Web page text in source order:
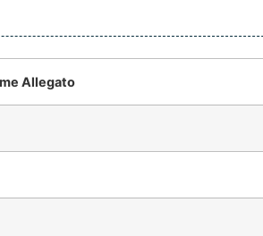
Allegato